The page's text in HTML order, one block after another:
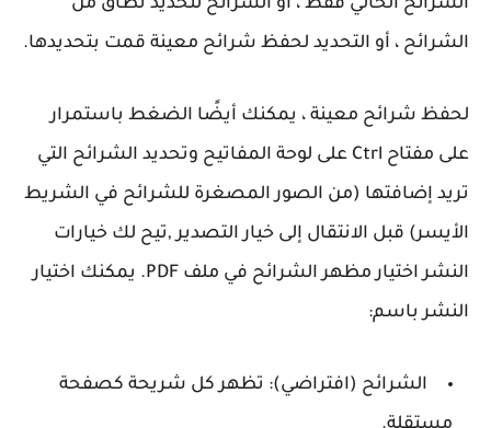
الشرائح ، أو التحديد لحفظ شرائح معينة قمت بتحديدها.
لحفظ شرائح معينة ، يمكنك أيضًا الضغط باستمرار
على مفتاح Ctrl على لوحة المفاتيح وتحديد الشرائح التي
تريد إضافتها (من الصور المصغرة للشرائح في الشريط
الأيسر) قبل الانتقال إلى خيار التصدير ,تيح لك خيارات
النشر اختيار مظهر الشرائح في ملف PDF. يمكنك اختيار
النشر باسم:
الشرائح (افتراضي): تظهر كل شريحة كصفحة